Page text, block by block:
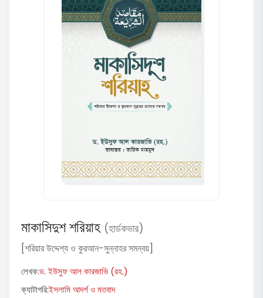
মাকাসিদুশ শরিয়াহ (হার্ডকভার)
[শরিয়ার উদ্দেশ্য ও কুরআন-সুন্নাহর সমন্বয়]
লেখক:ড. ইউসুফ আল কারজাভি (রহ.)
ক্যাটাগরি:ইসলামি আদর্শ ও মতবাদ